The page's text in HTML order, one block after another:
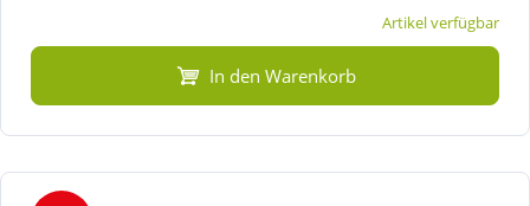
Artikel verfügbar
In den Warenkorb